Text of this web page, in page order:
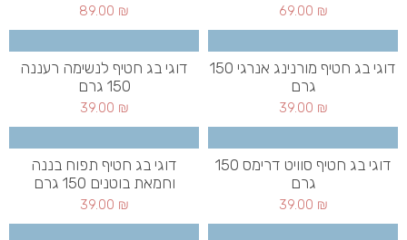
69.00 ₪
89.00 ₪
דוגי בג חטיף מורנינג אנרגי 150
גרם
39.00 ₪
דוגי בג חטיף לנשימה רעננה
150 גרם
39.00 ₪
דוגי בג חטיף סוויט דרימס 150
גרם
39.00 ₪
דוגי בג חטיף תפוח בננה
וחמאת בוטנים 150 גרם
39.00 ₪